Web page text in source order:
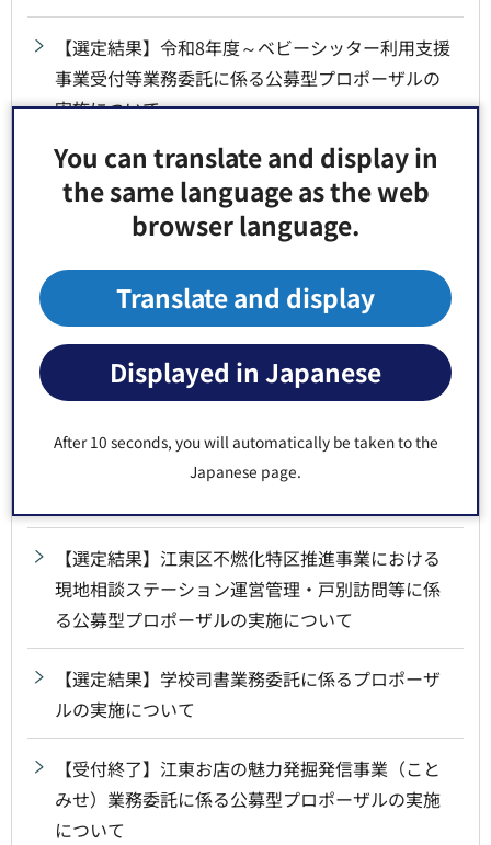
You can translate and display in
the same language as the web
browser language.
Translate and display
Displayed in Japanese
After 10 seconds, you will automatically be taken to the
Japanese page.
【選定結果】令和8年度～ベビーシッター利用支援
事業受付等業務委託に係る公募型プロポーザルの
実施について
【選定結果】江東区魅力発信ブック制作業務委託
に係るプロポーザルの実施について
公募型プロポーザルの実施について
【選定結果】江東区立日光高原学園管理委託業務
のプロポーザルの実施について
【選定結果】江東区介護保険課納付案内センター
業務委託に係る公開型プロポーザルの選定結果に
【選定結果】江東区不燃化特区推進事業における
現地相談ステーション運営管理・戸別訪問等に係
る公募型プロポーザルの実施について
【選定結果】学校司書業務委託に係るプロポーザ
ルの実施について
【受付終了】江東お店の魅力発掘発信事業（こと
みせ）業務委託に係る公募型プロポーザルの実施
について